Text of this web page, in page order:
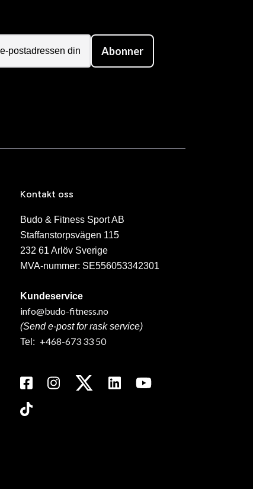
Abonner
Kontakt oss
Budo & Fitness Sport AB
Staffanstorpsvägen 115
232 61 Arlöv Sverige
MVA-nummer: SE556053342301
Kundeservice
info@budo-fitness.no
(Send e-post for rask service)
Tel: +468-673 33 50